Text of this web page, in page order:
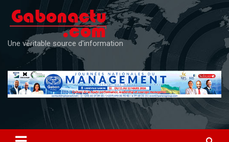
content
Une véritable source d'information